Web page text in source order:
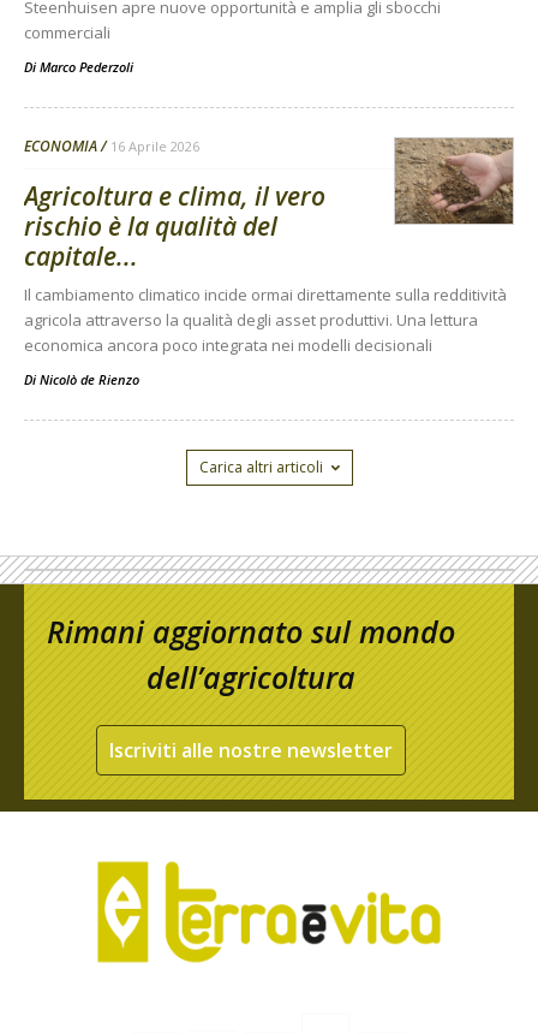
Steenhuisen apre nuove opportunità e amplia gli sbocchi
commerciali
Di Marco Pederzoli
ECONOMIA 16 Aprile 2026
Agricoltura e clima, il vero
rischio è la qualità del
capitale...
Il cambiamento climatico incide ormai direttamente sulla redditività
agricola attraverso la qualità degli asset produttivi. Una lettura
economica ancora poco integrata nei modelli decisionali
Di Nicolò de Rienzo
Carica altri articoli
Rimani aggiornato sul mondo
dell’agricoltura
Iscriviti alle nostre newsletter